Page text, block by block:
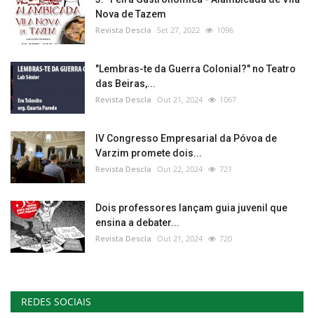
Nova de Tazem
Revista Descla Set 27, 2022 1096
"Lembras-te da Guerra Colonial?" no Teatro
das Beiras,...
Revista Descla Out 21, 2024 1067
IV Congresso Empresarial da Póvoa de
Varzim promete dois...
Revista Descla Out 22, 2024 721
Dois professores lançam guia juvenil que
ensina a debater...
Revista Descla Out 21, 2024 720
REDES SOCIAIS